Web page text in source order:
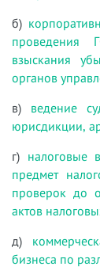
б)
проведения
взыскания
органов
в) ведение
юрисдикции,
г) налоговые
предмет
проверок до
актов
д)
бизнеса по